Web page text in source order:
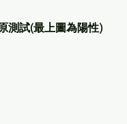
測試(最上圖為陽性)